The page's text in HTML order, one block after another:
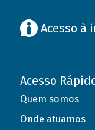
Acesso à
Acesso
Quem somos
Onde atuamos